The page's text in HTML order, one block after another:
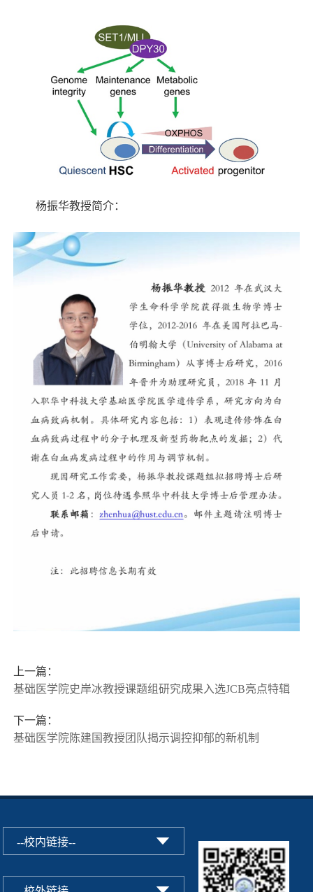
杨振华教授简介：
上一篇：
基础医学院史岸冰教授课题组研究成果入选JCB亮点特辑
下一篇：
基础医学院陈建国教授团队揭示调控抑郁的新机制